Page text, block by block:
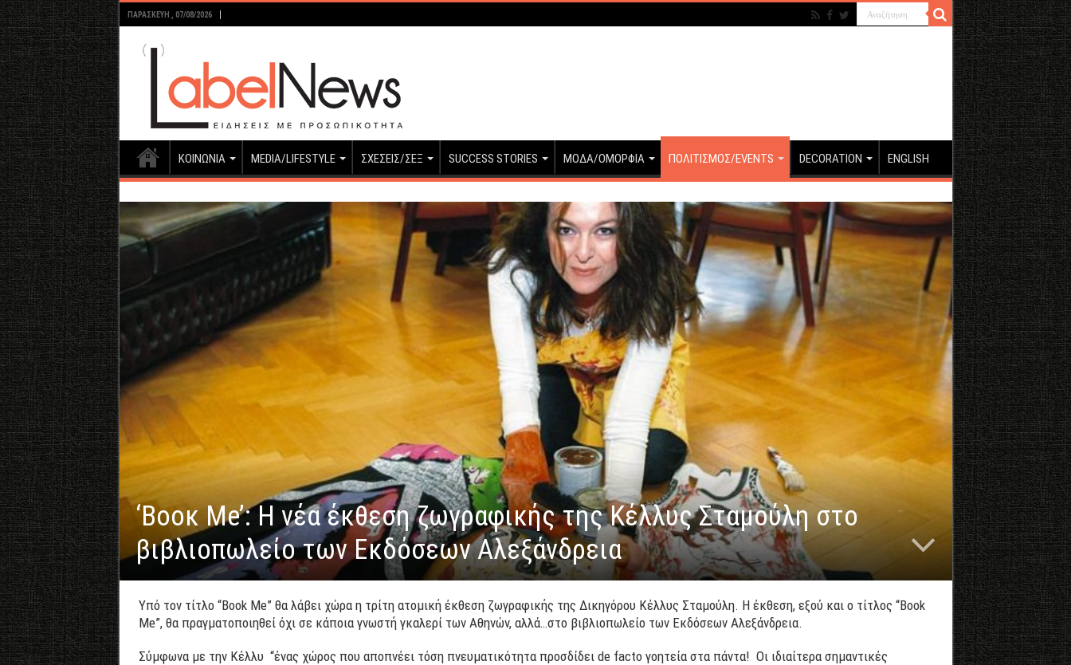
ΠΑΡΑΣΚΕΥΉ , 07/08/2026
ΚΟΙΝΩΝΙΑ MEDIA/LIFESTYLE ΣΧΕΣΕΙΣ/ΣΕΞ SUCCESS STORIES ΜΟΔΑ/ΟΜΟΡΦΙΑ ΠΟΛΙΤΙΣΜΟΣ/EVENTS DECORATION ENGLISH
‘Βοοκ Me’: Η νέα έκθεση ζωγραφικής της Κέλλυς Σταμούλη στο
βιβλιοπωλείο των Εκδόσεων Αλεξάνδρεια
Υπό τον τίτλο “Book Me” θα λάβει χώρα η τρίτη ατομική έκθεση ζωγραφικής της Δικηγόρου Κέλλυς Σταμούλη. Η έκθεση, εξού και ο τίτλος “Book
Me”, θα πραγματοποιηθεί όχι σε κάποια γνωστή γκαλερί των Αθηνών, αλλά…στο βιβλιοπωλείο των Εκδόσεων Αλεξάνδρεια.
Σύμφωνα με την Κέλλυ “ένας χώρος που αποπνέει τόση πνευματικότητα προσδίδει de facto γοητεία στα πάντα! Οι ιδιαίτερα σημαντικές